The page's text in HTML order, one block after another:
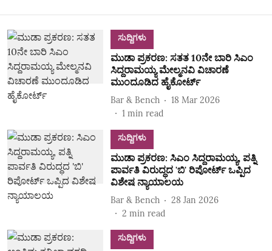
ಸುದ್ದಿಗಳು
ಮುಡಾ ಪ್ರಕರಣ: ಸತತ 10ನೇ ಬಾರಿ ಸಿಎಂ
ಸಿದ್ದರಾಮಯ್ಯ ಮೇಲ್ಮನವಿ ವಿಚಾರಣೆ
ಮುಂದೂಡಿದ ಹೈಕೋರ್ಟ್‌
Bar & Bench
18 Mar 2026
1 min read
ಸುದ್ದಿಗಳು
ಮುಡಾ ಪ್ರಕರಣ: ಸಿಎಂ ಸಿದ್ದರಾಮಯ್ಯ, ಪತ್ನಿ
ಪಾರ್ವತಿ ವಿರುದ್ಧದ 'ಬಿ' ರಿಪೋರ್ಟ್‌ ಒಪ್ಪಿದ
ವಿಶೇಷ ನ್ಯಾಯಾಲಯ
Bar & Bench
28 Jan 2026
2 min read
ಸುದ್ದಿಗಳು